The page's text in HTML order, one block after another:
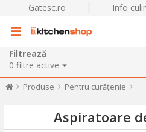
Gatesc.ro Info
Filtrează
0 filtre active
Produse Pentru curățenie
Aspiratoare